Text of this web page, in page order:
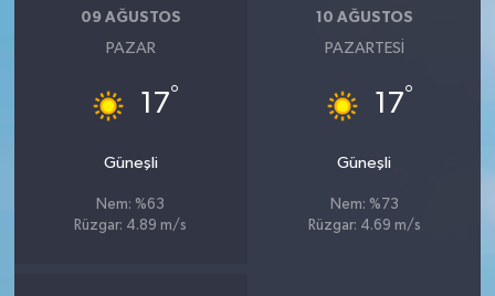
09 AĞUSTOS
PAZAR
17°
Güneşli
Nem: %63
Rüzgar: 4.89 m/s
10 AĞUSTOS
PAZARTESI
17°
Güneşli
Nem: %73
Rüzgar: 4.69 m/s